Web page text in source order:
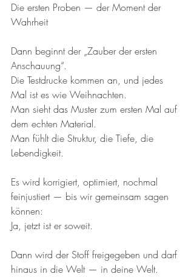
Die ersten Proben — der Moment der
Wahrheit
Dann beginnt der „Zauber der ersten
Anschauung“.
Die Testdrucke kommen an, und jedes
Mal ist es wie Weihnachten.
Man sieht das Muster zum ersten Mal auf
dem echten Material.
Man fühlt die Struktur, die Tiefe, die
Lebendigkeit.
Es wird korrigiert, optimiert, nochmal
feinjustiert — bis wir gemeinsam sagen
können:
Ja, jetzt ist er soweit.
Dann wird der Stoff freigegeben und darf
hinaus in die Welt — in deine Welt.